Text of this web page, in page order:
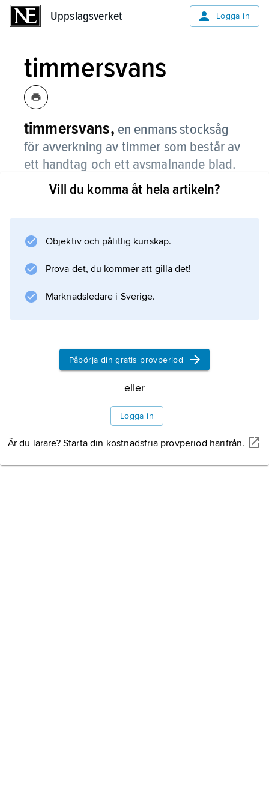
Uppslagsverket Logga in
timmersvans
timmersvans, en enmans stocksåg
för avverkning av timmer som består av
ett handtag och ett avsmalnande blad.
Redskapet infördes på 1890-talet, ersatte
Typen är ännu i visst bruk.
Information om artikeln
Vill du komma åt hela artikeln?
Objektiv och pålitlig kunskap.
Prova det, du kommer att gilla det!
Marknadsledare i Sverige.
Påbörja din gratis provperiod
eller
Logga in
Är du lärare? Starta din kostnadsfria provperiod härifrån.